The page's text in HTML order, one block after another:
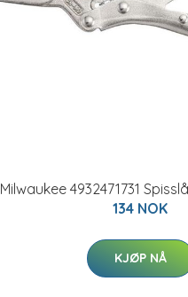
Milwaukee 4932471731
134 NOK
KJØP NÅ